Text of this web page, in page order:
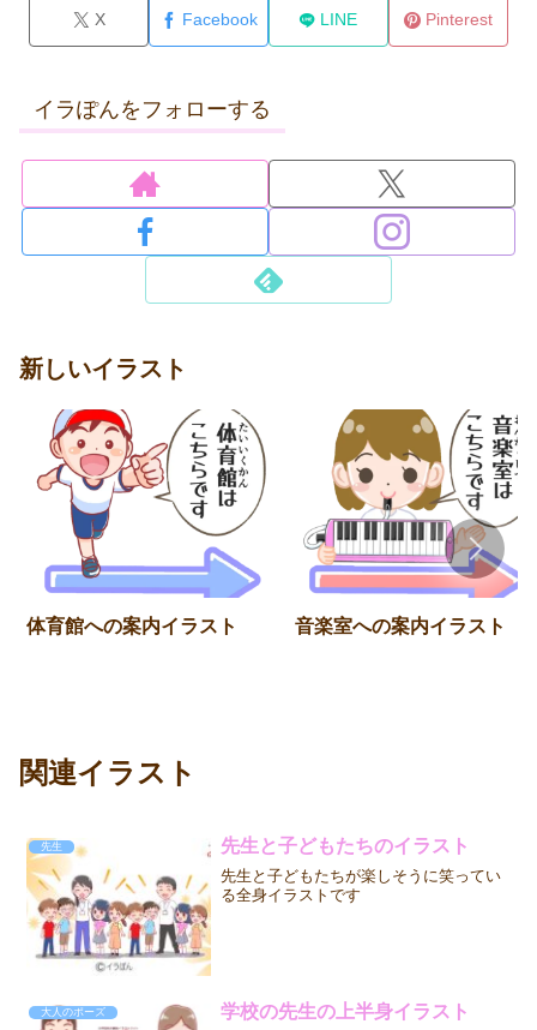
X Facebook LINE Pinterest
イラぽんをフォローする
新しいイラスト
体育館への案内イラスト 音楽室への案内イラスト
関連イラスト
先生 先生と子どもたちのイラスト
先生と子どもたちが楽しそうに笑ってい
る全身イラストです
大人のポーズ 学校の先生の上半身イラスト